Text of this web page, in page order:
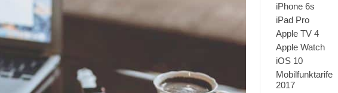
iPhone 6s
iPad Pro
Apple TV 4
Apple Watch
iOS 10
Mobilfunktarife
2017